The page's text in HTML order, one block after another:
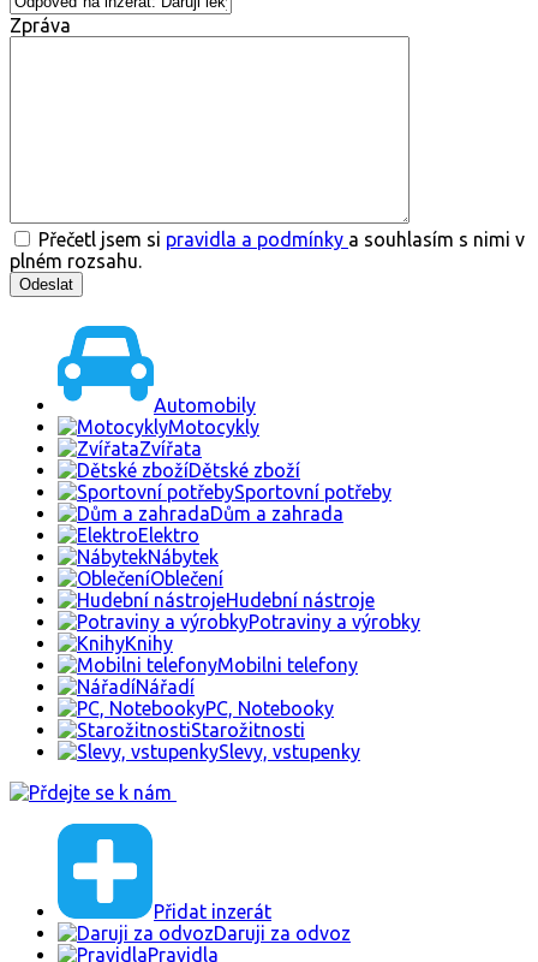
Zpráva
Přečetl jsem si pravidla a podmínky a souhlasím s nimi v
plném rozsahu.
Automobily
Motocykly
Zvířata
Dětské zboží
Sportovní potřeby
Dům a zahrada
Elektro
Nábytek
Oblečení
Hudební nástroje
Potraviny a výrobky
Knihy
Mobilni telefony
Nářadí
PC, Notebooky
Starožitnosti
Slevy, vstupenky
Přidat inzerát
Daruji za odvoz
Pravidla